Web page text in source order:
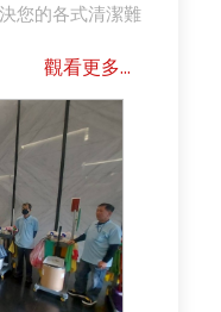
您的各式清潔難
觀看更多...